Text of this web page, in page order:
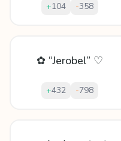
+104 -358
✿ “Jerobel” ♡
+432 -798